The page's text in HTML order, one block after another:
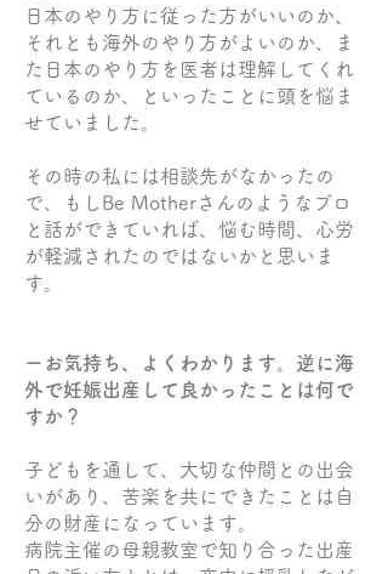
日本のやり方に従った方がいいのか、
それとも海外のやり方がよいのか、ま
た日本のやり方を医者は理解してくれ
ているのか、といったことに頭を悩ま
せていました。
その時の私には相談先がなかったの
で、もしBe Motherさんのようなプロ
と話ができていれば、悩む時間、心労
が軽減されたのではないかと思いま
す。
ーお気持ち、よくわかります。逆に海
外で妊娠出産して良かったことは何で
すか？
子どもを通して、大切な仲間との出会
いがあり、苦楽を共にできたことは自
分の財産になっています。
病院主催の母親教室で知り合った出産